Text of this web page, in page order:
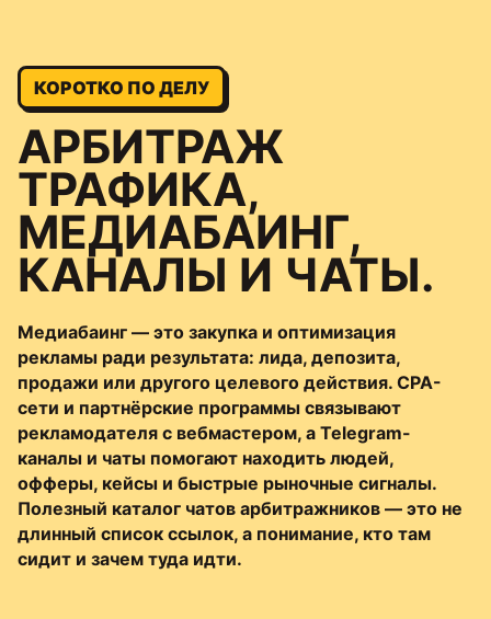
КОРОТКО ПО ДЕЛУ
АРБИТРАЖ
ТРАФИКА,
МЕДИАБАИНГ,
КАНАЛЫ И ЧАТЫ.
Медиабаинг — это закупка и оптимизация
рекламы ради результата: лида, депозита,
продажи или другого целевого действия. CPA-
сети и партнёрские программы связывают
рекламодателя с вебмастером, а Telegram-
каналы и чаты помогают находить людей,
офферы, кейсы и быстрые рыночные сигналы.
Полезный каталог чатов арбитражников — это не
длинный список ссылок, а понимание, кто там
сидит и зачем туда идти.